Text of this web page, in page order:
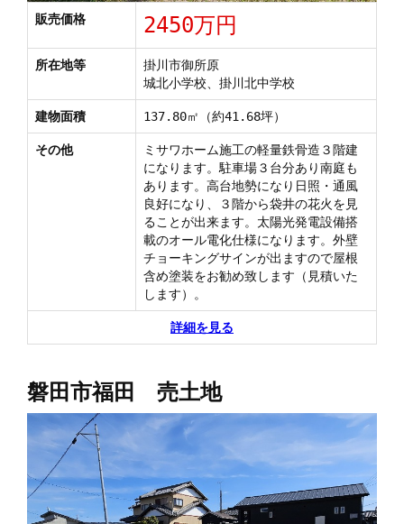
販売価格 2450万円
所在地等
掛川市御所原
城北小学校、掛川北中学校
建物面積 137.80㎡（約41.68坪）
その他
ミサワホーム施工の軽量鉄骨造３階建
になります。駐車場３台分あり南庭も
あります。高台地勢になり日照・通風
良好になり、３階から袋井の花火を見
ることが出来ます。太陽光発電設備搭
載のオール電化仕様になります。外壁
チョーキングサインが出ますので屋根
含め塗装をお勧め致します（見積いた
します）。
詳細を見る
磐田市福田 売土地